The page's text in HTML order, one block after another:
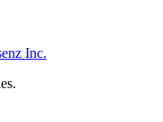
Inc.